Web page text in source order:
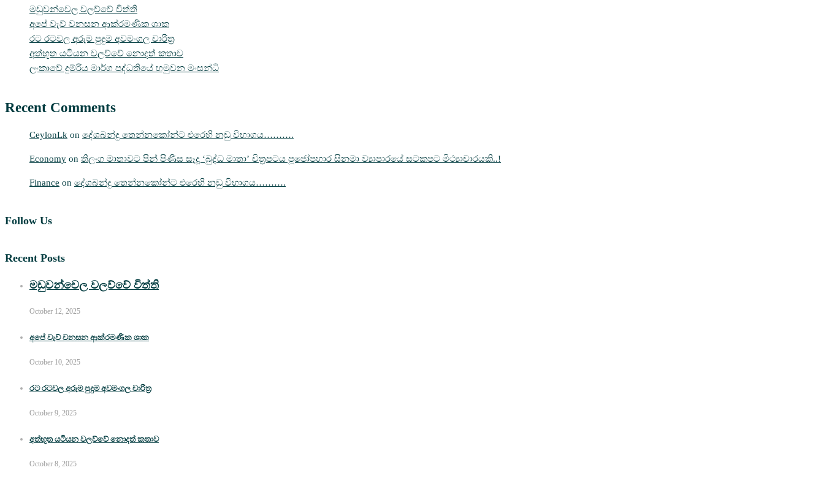
මඩුවන්වෙල වලව්වේ විත්ති
අපේ වැව් වනසන ආක්රමණික ශාක
රට රටවල අරුම පුදුම අවමංගල චාරිත්‍ර
අත්භූත යටියන වලව්වේ නොදත් කතාව
ලංකාවේ දුම්රිය මාර්ග පද්ධතියේ හමුවන මංසන්ධි
Recent Comments
CeylonLk on දේශබන්දු තෙන්නකෝන්ට එරෙහි නඩු විභාගය……….
Economy on තිලංග මාතාවට පින් පිණිස සෑදූ ‘බුද්ධ මාතා’ චිත්‍රපටය පූජෝපහාර සිනමා ව්‍යාපාරයේ සටකපට මිථ්‍යාචාරයකි..!
Finance on දේශබන්දු තෙන්නකෝන්ට එරෙහි නඩු විභාගය……….
Follow Us
Recent Posts
මඩුවන්වෙල වලව්වේ විත්ති
October 12, 2025
අපේ වැව් වනසන ආක්රමණික ශාක
October 10, 2025
රට රටවල අරුම පුදුම අවමංගල චාරිත්‍ර
October 9, 2025
අත්භූත යටියන වලව්වේ නොදත් කතාව
October 8, 2025